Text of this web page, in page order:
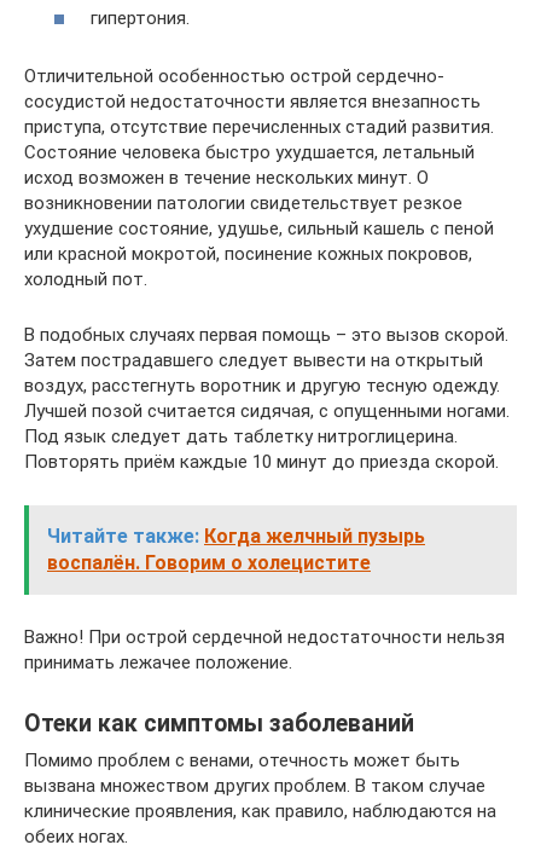
гипертония.
Отличительной особенностью острой сердечно-
сосудистой недостаточности является внезапность
приступа, отсутствие перечисленных стадий развития.
Состояние человека быстро ухудшается, летальный
исход возможен в течение нескольких минут. О
возникновении патологии свидетельствует резкое
ухудшение состояние, удушье, сильный кашель с пеной
или красной мокротой, посинение кожных покровов,
холодный пот.
В подобных случаях первая помощь – это вызов скорой.
Затем пострадавшего следует вывести на открытый
воздух, расстегнуть воротник и другую тесную одежду.
Лучшей позой считается сидячая, с опущенными ногами.
Под язык следует дать таблетку нитроглицерина.
Повторять приём каждые 10 минут до приезда скорой.
Читайте также: Когда желчный пузырь
воспалён. Говорим о холецистите
Важно! При острой сердечной недостаточности нельзя
принимать лежачее положение.
Отеки как симптомы заболеваний
Помимо проблем с венами, отечность может быть
вызвана множеством других проблем. В таком случае
клинические проявления, как правило, наблюдаются на
обеих ногах.